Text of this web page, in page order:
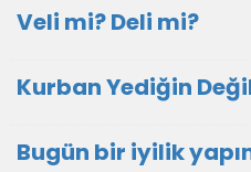
Veli mi? Deli mi?
Kurban Yediğin
Bugün bir iyilik